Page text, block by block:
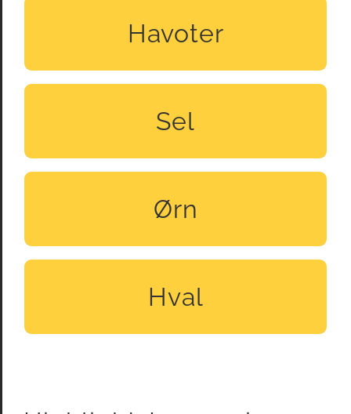
Havoter
MEEROTTER
Sel
SEEHUND
Ørn
ADLER
Hval
WAL